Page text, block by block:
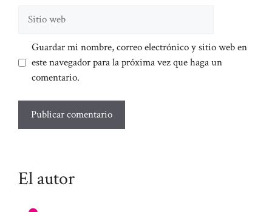
web
Guardar mi nombre, correo electrónico y sitio web en
este navegador para la próxima vez que haga un
comentario.
El autor